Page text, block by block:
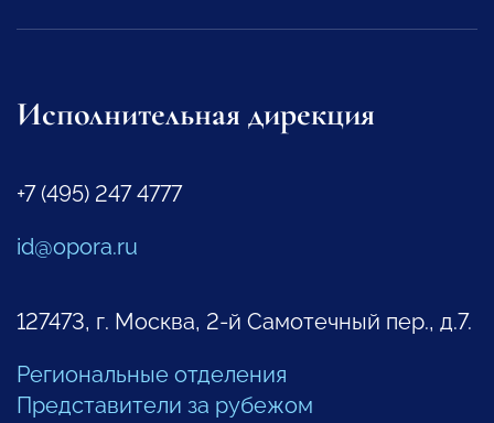
Исполнительная дирекция
+7 (495) 247 4777
id@opora.ru
127473, г. Москва, 2-й Самотечный пер., д.7.
Региональные отделения
Представители за рубежом